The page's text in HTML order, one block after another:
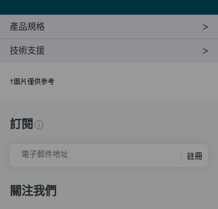
產品規格
技術支援
†圖片僅供參考
訂閱
電子郵件地址 註冊
關注我們